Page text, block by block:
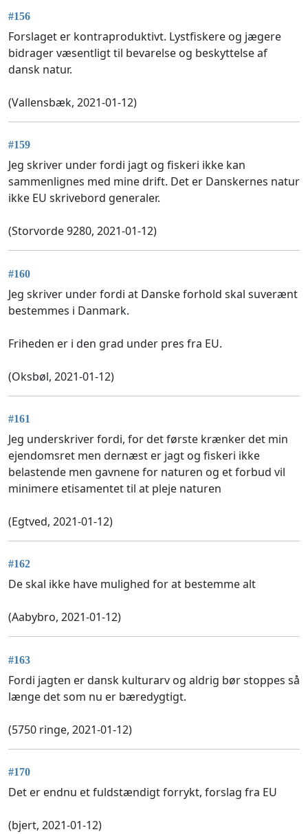
#156
Forslaget er kontraproduktivt. Lystfiskere og jægere
bidrager væsentligt til bevarelse og beskyttelse af
dansk natur.
(Vallensbæk, 2021-01-12)
#159
Jeg skriver under fordi jagt og fiskeri ikke kan
sammenlignes med mine drift. Det er Danskernes natur
ikke EU skrivebord generaler.
(Storvorde 9280, 2021-01-12)
#160
Jeg skriver under fordi at Danske forhold skal suverænt
bestemmes i Danmark.
Friheden er i den grad under pres fra EU.
(Oksbøl, 2021-01-12)
#161
Jeg underskriver fordi, for det første krænker det min
ejendomsret men dernæst er jagt og fiskeri ikke
belastende men gavnene for naturen og et forbud vil
minimere etisamentet til at pleje naturen
(Egtved, 2021-01-12)
#162
De skal ikke have mulighed for at bestemme alt
(Aabybro, 2021-01-12)
#163
Fordi jagten er dansk kulturarv og aldrig bør stoppes så
længe det som nu er bæredygtigt.
(5750 ringe, 2021-01-12)
#170
Det er endnu et fuldstændigt forrykt, forslag fra EU
(bjert, 2021-01-12)